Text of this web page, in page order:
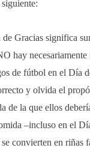
Gracias significa
hay necesariamente
de fútbol en el Día
y olvida el
de la que ellos
–incluso en el
convierten en